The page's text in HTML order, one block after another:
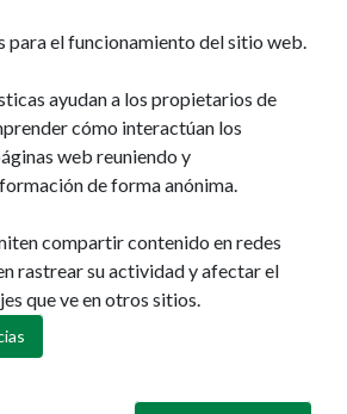
para el funcionamiento del sitio web.
ayudan a los propietarios de
cómo interactúan los
web reuniendo y
de forma anónima.
compartir contenido en redes
rastrear su actividad y afectar el
que ve en otros sitios.